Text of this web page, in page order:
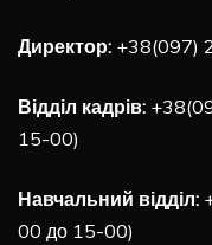
Директор: +38(097)
Відділ кадрів:
15-00)
Навчальний відділ:
00 до 15-00)